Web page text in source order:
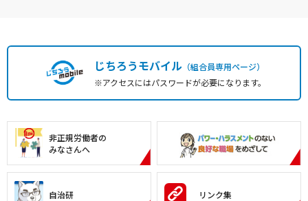
じちろうモバイル（組合員専用ページ）
※アクセスにはパスワードが必要になります。
非正規労働者の
みなさんへ
自治研 リンク集